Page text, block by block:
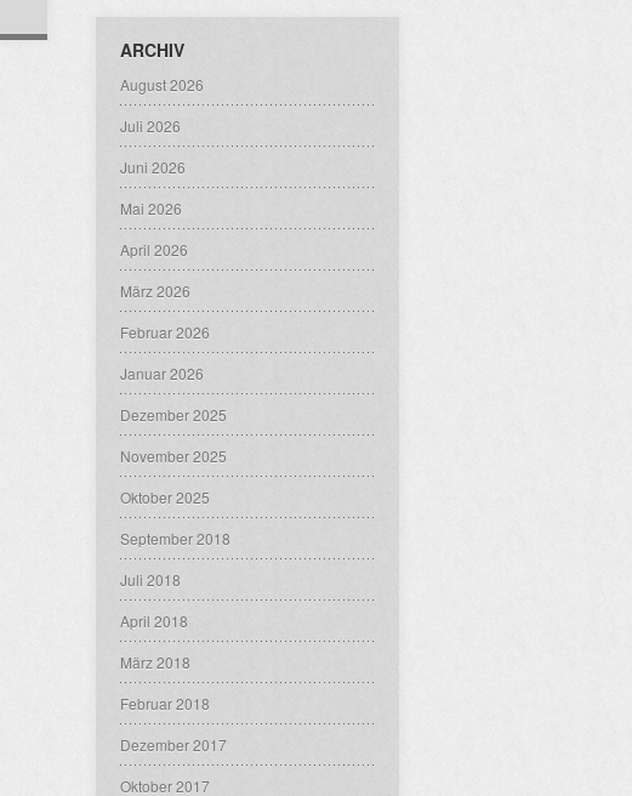
ARCHIV
August 2026
Juli 2026
Juni 2026
Mai 2026
April 2026
März 2026
Februar 2026
Januar 2026
Dezember 2025
November 2025
Oktober 2025
September 2018
Juli 2018
April 2018
März 2018
Februar 2018
Dezember 2017
Oktober 2017